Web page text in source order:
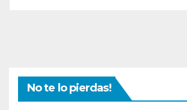
No te lo pierdas!